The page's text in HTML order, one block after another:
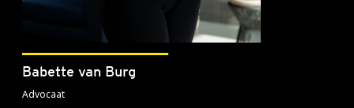
Babette van Burg
Advocaat